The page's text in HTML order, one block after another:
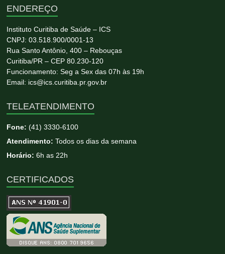
ENDEREÇO
Instituto Curitiba de Saúde – ICS
CNPJ: 03.518.900/0001-13
Rua Santo Antônio, 400 – Rebouças
Curitiba/PR – CEP 80.230-120
Funcionamento: Seg a Sex das 07h às 19h
Email: ics@ics.curitiba.pr.gov.br
TELEATENDIMENTO
Fone:(41) 3330-6100
Atendimento: Todos os dias da semana
Horário: 6h as 22h
CERTIFICADOS